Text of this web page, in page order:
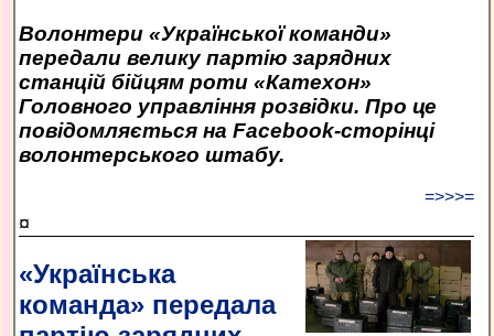
Волонтери «Української команди»
передали велику партію зарядних
станцій бійцям роти «Катехон»
Головного управління розвідки. Про це
повідомляється на Facebook-сторінці
волонтерського штабу.
=>>>=
¤
«Українська
команда» передала